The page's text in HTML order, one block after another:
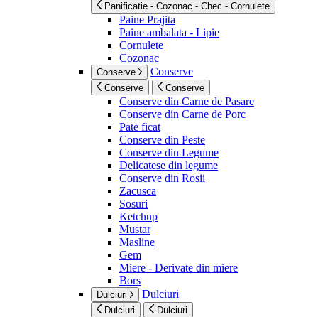
Panificatie - Cozonac - Chec - Cornulete
Paine Prajita
Paine ambalata - Lipie
Cornulete
Cozonac
Conserve Conserve
Conserve Conserve
Conserve din Carne de Pasare
Conserve din Carne de Porc
Pate ficat
Conserve din Peste
Conserve din Legume
Delicatese din legume
Conserve din Rosii
Zacusca
Sosuri
Ketchup
Mustar
Masline
Gem
Miere - Derivate din miere
Bors
Dulciuri Dulciuri
Dulciuri Dulciuri